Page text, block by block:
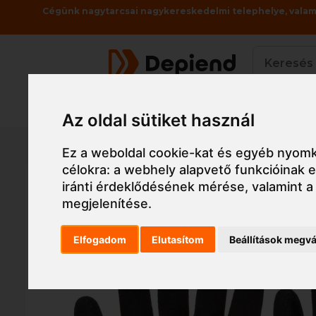
Az oldal sütiket használ
Ez a weboldal cookie-kat és egyéb
célokra:a webhely alapvető funkcióinak
iránti érdeklődésének mérése, valamint
megjelenítése.
Elfogadom Elutasítom Beállítások
Cégünk nagytarcsai nagykereskedelmi telephelye,
Termékek